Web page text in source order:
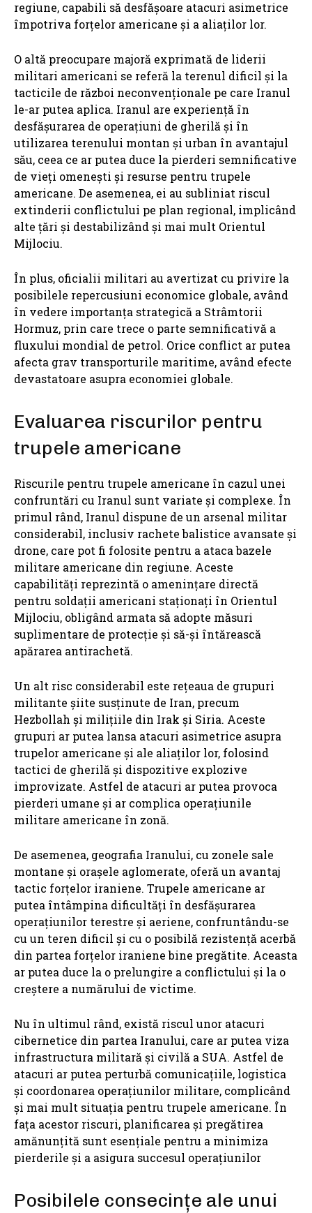
regiune, capabili să desfășoare atacuri asimetrice
împotriva forțelor americane și a aliaților lor.
O altă preocupare majoră exprimată de liderii
militari americani se referă la terenul dificil și la
tacticile de război neconvenționale pe care Iranul
le-ar putea aplica. Iranul are experiență în
desfășurarea de operațiuni de gherilă și în
utilizarea terenului montan și urban în avantajul
său, ceea ce ar putea duce la pierderi semnificative
de vieți omenești și resurse pentru trupele
americane. De asemenea, ei au subliniat riscul
extinderii conflictului pe plan regional, implicând
alte țări și destabilizând și mai mult Orientul
Mijlociu.
În plus, oficialii militari au avertizat cu privire la
posibilele repercusiuni economice globale, având
în vedere importanța strategică a Strâmtorii
Hormuz, prin care trece o parte semnificativă a
fluxului mondial de petrol. Orice conflict ar putea
afecta grav transporturile maritime, având efecte
devastatoare asupra economiei globale.
Evaluarea riscurilor pentru
trupele americane
Riscurile pentru trupele americane în cazul unei
confruntări cu Iranul sunt variate și complexe. În
primul rând, Iranul dispune de un arsenal militar
considerabil, inclusiv rachete balistice avansate și
drone, care pot fi folosite pentru a ataca bazele
militare americane din regiune. Aceste
capabilități reprezintă o amenințare directă
pentru soldații americani staționați în Orientul
Mijlociu, obligând armata să adopte măsuri
suplimentare de protecție și să-și întărească
apărarea antirachetă.
Un alt risc considerabil este rețeaua de grupuri
militante șiite susținute de Iran, precum
Hezbollah și milițiile din Irak și Siria. Aceste
grupuri ar putea lansa atacuri asimetrice asupra
trupelor americane și ale aliaților lor, folosind
tactici de gherilă și dispozitive explozive
improvizate. Astfel de atacuri ar putea provoca
pierderi umane și ar complica operațiunile
militare americane în zonă.
De asemenea, geografia Iranului, cu zonele sale
montane și orașele aglomerate, oferă un avantaj
tactic forțelor iraniene. Trupele americane ar
putea întâmpina dificultăți în desfășurarea
operațiunilor terestre și aeriene, confruntându-se
cu un teren dificil și cu o posibilă rezistență acerbă
din partea forțelor iraniene bine pregătite. Aceasta
ar putea duce la o prelungire a conflictului și la o
creștere a numărului de victime.
Nu în ultimul rând, există riscul unor atacuri
cibernetice din partea Iranului, care ar putea viza
infrastructura militară și civilă a SUA. Astfel de
atacuri ar putea perturbă comunicațiile, logistica
și coordonarea operațiunilor militare, complicând
și mai mult situația pentru trupele americane. În
fața acestor riscuri, planificarea și pregătirea
amănunțită sunt esențiale pentru a minimiza
pierderile și a asigura succesul operațiunilor
Posibilele consecințe ale unui